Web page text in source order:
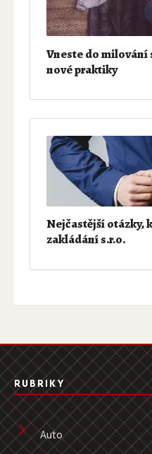
Vneste do milování
nové praktiky
Nejčastější otázky,
zakládání s.r.o.
RUBRIKY
Auto